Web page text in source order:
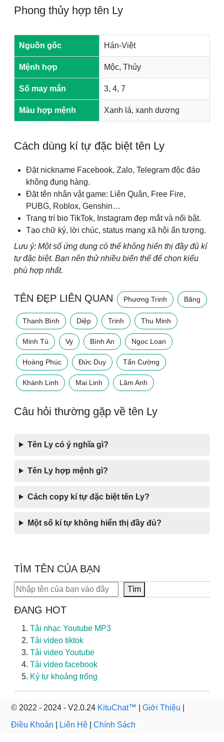
Phong thủy hợp tên Ly
Nguồn gốc Hán-Việt
Mệnh hợp Mộc, Thủy
Số may mắn 3, 4, 7
Màu hợp mệnh Xanh lá, xanh dương
Cách dùng kí tự đặc biệt tên Ly
Đặt nickname Facebook, Zalo, Telegram độc đáo
không đụng hàng.
Đặt tên nhân vật game: Liên Quân, Free Fire,
PUBG, Roblox, Genshin…
Trang trí bio TikTok, Instagram đẹp mắt và nổi bật.
Tạo chữ ký, lời chúc, status mạng xã hội ấn tượng.
Lưu ý: Một số ứng dụng có thể không hiển thị đầy đủ kí
tự đặc biệt. Bạn nên thử nhiều biến thể để chọn kiểu
phù hợp nhất.
TÊN ĐẸP LIÊN QUAN Phương Trinh Băng
Thanh Bình Diệp Trinh Thu Minh
Minh Tú Vy Bình An Ngọc Loan
Hoàng Phúc Đức Duy Tấn Cường
Khánh Linh Mai Linh Lâm Anh
Câu hỏi thường gặp về tên Ly
Tên Ly có ý nghĩa gì?
Tên Ly hợp mệnh gì?
Cách copy kí tự đặc biệt tên Ly?
Một số kí tự không hiển thị đầy đủ?
TÌM TÊN CỦA BẠN
Tìm kiếm Tìm
ĐANG HOT
Tải nhạc Youtube MP3
Tải video tiktok
Tải video Youtube
Tải video facebook
Ký tự khoảng trống
© 2022 - 2024 - V2.0.24 KituChat™ Giới Thiệu
Điều Khoản
Liên Hệ Chính Sách